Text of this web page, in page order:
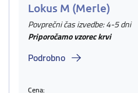
Lokus M (Merle)
Povprečni čas izvedbe: 4-5 dni
Priporočamo vzorec krvi
Podrobno
Cena: